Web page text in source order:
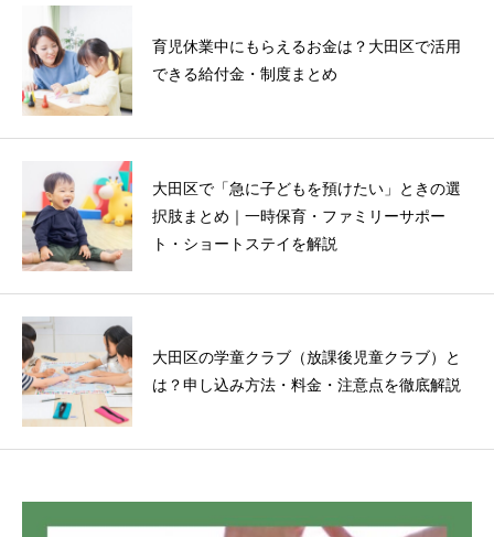
育児休業中にもらえるお金は？大田区で活用
できる給付金・制度まとめ
大田区で「急に子どもを預けたい」ときの選
択肢まとめ｜一時保育・ファミリーサポー
ト・ショートステイを解説
大田区の学童クラブ（放課後児童クラブ）と
は？申し込み方法・料金・注意点を徹底解説